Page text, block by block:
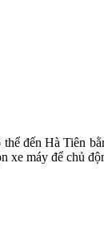
đến Hà Tiên
xe máy để chủ